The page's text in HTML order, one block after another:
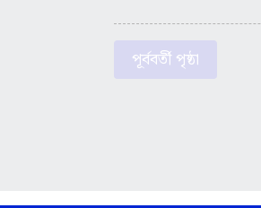
পূর্ববর্তী পৃষ্ঠা